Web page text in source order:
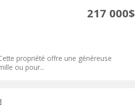
217 000$
propriété offre une généreuse
ou pour...